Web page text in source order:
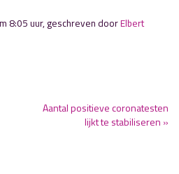
8:05 uur, geschreven doorElbert
Aantal positieve coronatesten
lijkt te stabiliseren »